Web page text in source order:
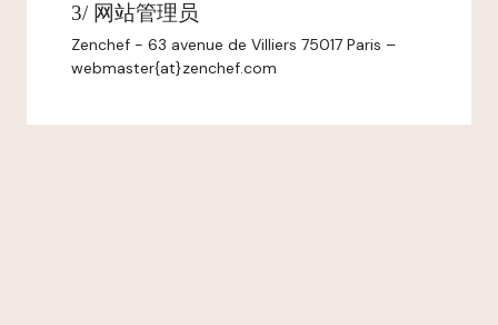
3/ 网站管理员
Zenchef - 63 avenue de Villiers 75017 Paris –
webmaster{at}zenchef.com